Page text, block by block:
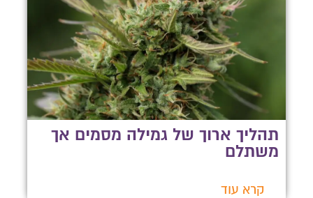
תהליך ארוך של גמילה מסמים אך
משתלם
קרא עוד